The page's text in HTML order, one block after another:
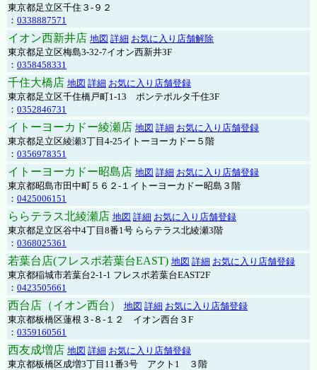
東京都足立区千住３-９２
： 0338887571
イオン西新井店 地図 詳細 お気に入り店舗解除
東京都足立区梅島3-32-7イオン西新井3F
： 0358458331
千住大橋店 地図 詳細 お気に入り店舗登録
東京都足立区千住橋戸町1-13 ポンテポルタ千住3F
： 0352846731
イトーヨーカドー綾瀬店 地図 詳細 お気に入り店舗登録
東京都足立区綾瀬3丁目4-25イトーヨーカドー５階
： 0356978351
イトーヨーカドー昭島店 地図 詳細 お気に入り店舗登録
東京都昭島市田中町５６２-１イトーヨーカドー昭島３階
： 0425006151
ららテラス北綾瀬店 地図 詳細 お気に入り店舗登録
東京都足立区谷中4丁目8番1号 ららテラス北綾瀬3階
： 0368025361
若葉台店(フレスポ若葉台EAST) 地図 詳細 お気に入り店舗登録
東京都稲城市若葉台2-1-1 フレスポ若葉台EAST2F
： 0423505661
西台店（イオン西台） 地図 詳細 お気に入り店舗登録
東京都板橋区蓮根３-８-１２ イオン西台３F
： 0359160561
西友成増店 地図 詳細 お気に入り店舗登録
東京都板橋区成増3丁目11番3号 アクト1 ３階